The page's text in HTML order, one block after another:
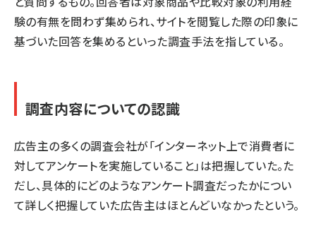
験の有無を問わず集められ、サイトを閲覧した際の印象に
基づいた回答を集めるといった調査手法を指している。
調査内容についての認識
広告主の多くの調査会社が「インターネット上で消費者に
対してアンケートを実施していること」は把握していた。た
だし、具体的にどのようなアンケート調査だったかについ
て詳しく把握していた広告主はほとんどいなかったという。